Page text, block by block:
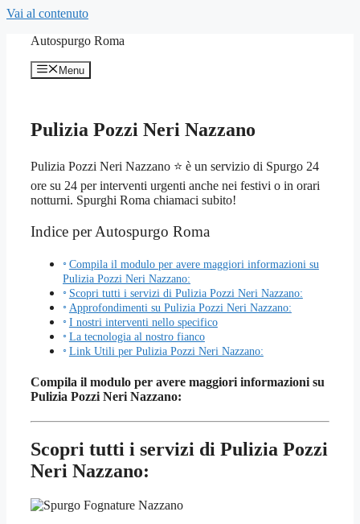
Vai al contenuto
Autospurgo Roma
Menu
Pulizia Pozzi Neri Nazzano
Pulizia Pozzi Neri Nazzano ⭐ è un servizio di Spurgo 24
ore su 24 per interventi urgenti anche nei festivi o in orari
notturni. Spurghi Roma chiamaci subito!
Indice per Autospurgo Roma
Compila il modulo per avere maggiori informazioni su
Pulizia Pozzi Neri Nazzano:
Scopri tutti i servizi di Pulizia Pozzi Neri Nazzano:
Approfondimenti su Pulizia Pozzi Neri Nazzano:
I nostri interventi nello specifico
La tecnologia al nostro fianco
Link Utili per Pulizia Pozzi Neri Nazzano:
Compila il modulo per avere maggiori informazioni su
Pulizia Pozzi Neri Nazzano:
Scopri tutti i servizi di Pulizia Pozzi
Neri Nazzano: